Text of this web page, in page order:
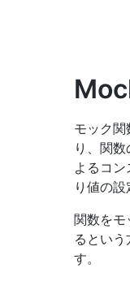
モック
り、関
よるコ
り値の設
関数をモ
るという
す。